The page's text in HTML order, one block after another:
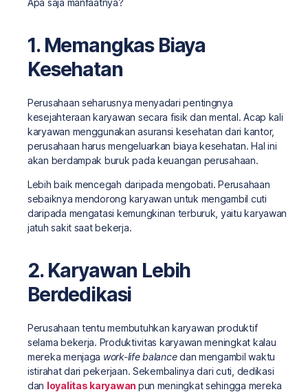
1. Memangkas Biaya
Kesehatan
Perusahaan seharusnya menyadari pentingnya
kesejahteraan karyawan secara fisik dan mental. Acap kali
karyawan menggunakan asuransi kesehatan dari kantor,
perusahaan harus mengeluarkan biaya kesehatan. Hal ini
akan berdampak buruk pada keuangan perusahaan.
Lebih baik mencegah daripada mengobati. Perusahaan
sebaiknya mendorong karyawan untuk mengambil cuti
daripada mengatasi kemungkinan terburuk, yaitu karyawan
jatuh sakit saat bekerja.
2. Karyawan Lebih
Berdedikasi
Perusahaan tentu membutuhkan karyawan produktif
selama bekerja. Produktivitas karyawan meningkat kalau
mereka menjaga work-life balancedan mengambil waktu
istirahat dari pekerjaan. Sekembalinya dari cuti, dedikasi
dan loyalitas karyawan pun meningkat sehingga mereka